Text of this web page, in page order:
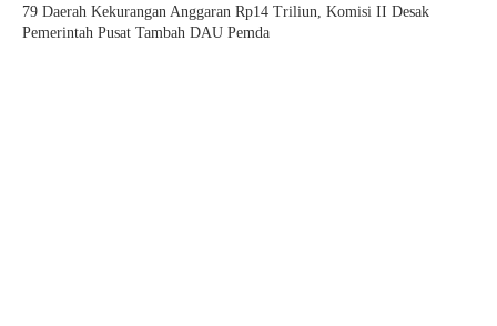
79 Daerah Kekurangan Anggaran Rp14 Triliun, Komisi II Desak
Pemerintah Pusat Tambah DAU Pemda